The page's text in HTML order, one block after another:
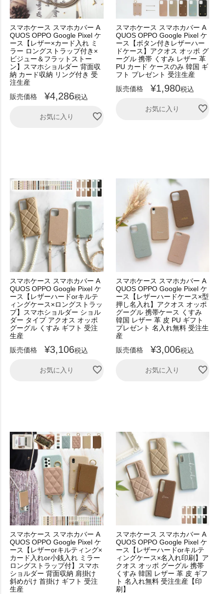
スマホケース スマホカバー A
QUOS OPPO Google Pixel ケ
ース【レザー×カード入れ ミ
ラー ロングストラップ付き×
ビジュー＆フラットストー
ン】スマホショルダー 背面収
納 カード収納 リング付き 受
注生産
販売価格
¥4,286税込
お気に入り
スマホケース スマホカバー A
QUOS OPPO Google Pixel ケ
ース【ボタン付きレザーハー
ドケース】アクオス オッポ グ
ーグル 携帯 くすみ レザー 革
PU カード ケースのみ 韓国 ギ
フト プレゼント 受注生産
販売価格
¥1,980税込
お気に入り
スマホケース スマホカバー A
QUOS OPPO Google Pixel ケ
ース【レザーハードorキルテ
ィングケース×ロングストラッ
プ】スマホショルダー ショル
ダー タイプ アクオス オッポ
グーグル くすみ ギフト 受注
生産
販売価格
¥3,106税込
お気に入り
スマホケース スマホカバー A
QUOS OPPO Google Pixel ケ
ース【レザーハードケース×型
押し名入れ】アクオス オッポ
グーグル 携帯ケース くすみ
韓国 レザー 革 皮 PU ギフト
プレゼント 名入れ無料 受注生
産
販売価格
¥3,006税込
お気に入り
スマホケース スマホカバー A
QUOS OPPO Google Pixel ケ
ース【レザーorキルティング×
カード入れor小銭入れ ミラー
ロングストラップ付】スマホ
ショルダー 背面収納 肩掛け
斜めがけ 首掛け ギフト 受注
生産
スマホケース スマホカバー A
QUOS OPPO Google Pixel ケ
ース【レザーハードorキルテ
ィングケース×名入れ印刷】ア
クオス オッポ グーグル 携帯
くすみ 韓国 レザー 革 皮 ギフ
ト 名入れ無料 受注生産【印
刷】